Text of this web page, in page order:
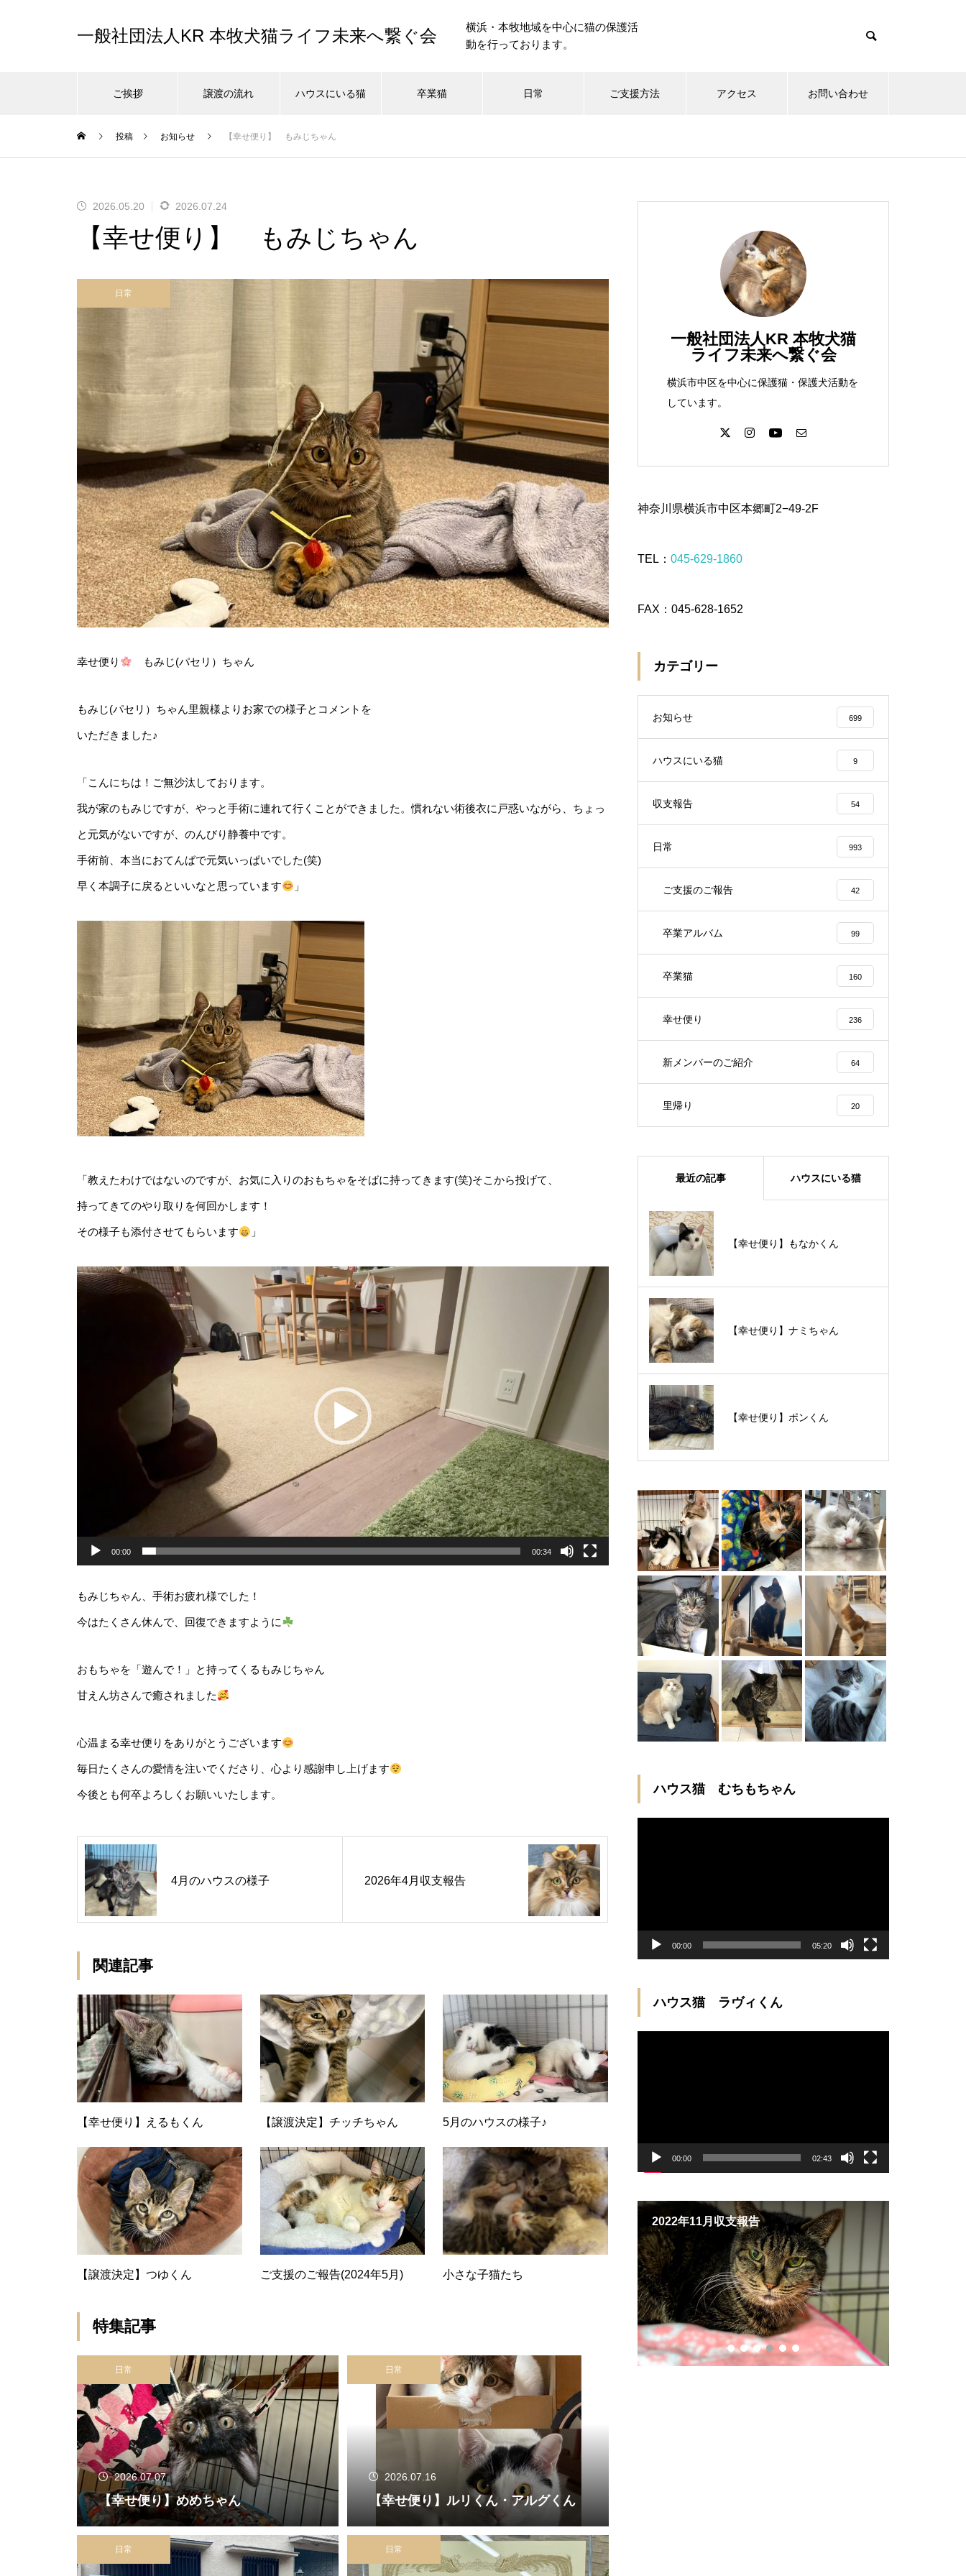
一般社団法人KR 本牧犬猫ライフ未来へ繋ぐ会
横浜・本牧地域を中心に猫の保護活
動を行っております。
ご挨拶 譲渡の流れ ハウスにいる猫 卒業猫 日常 ご支援方法 アクセス お問い合わせ
投稿 お知らせ 【幸せ便り】 もみじちゃん
2026.05.20 2026.07.24
【幸せ便り】 もみじちゃん
日常
幸せ便り もみじ(パセリ）ちゃん
もみじ(パセリ）ちゃん里親様よりお家での様子とコメントを
いただきました♪
「こんにちは！ご無沙汰しております。
我が家のもみじですが、やっと手術に連れて行くことができました。慣れない術後衣に戸惑いながら、ちょっ
と元気がないですが、のんびり静養中です。
手術前、本当におてんばで元気いっぱいでした(笑)
早く本調子に戻るといいなと思っています 」
「教えたわけではないのですが、お気に入りのおもちゃをそばに持ってきます(笑)そこから投げて、
持ってきてのやり取りを何回かします！
その様子も添付させてもらいます 」
動
画
プ
00:00 00:34
もみじちゃん、手術お疲れ様でした！
今はたくさん休んで、回復できますように
おもちゃを「遊んで！」と持ってくるもみじちゃん
甘えん坊さんで癒されました
心温まる幸せ便りをありがとうございます
毎日たくさんの愛情を注いでくださり、心より感謝申し上げます
今後とも何卒よろしくお願いいたします。
4月のハウスの様子 2026年4月収支報告
関連記事
【幸せ便り】えるもくん 【譲渡決定】チッチちゃん 5月のハウスの様子♪
【譲渡決定】つゆくん ご支援のご報告(2024年5月) 小さな子猫たち
特集記事
日常
2026.07.07
【幸せ便り】めめちゃん
日常
2026.07.16
【幸せ便り】ルリくん・アルグくん
日常 日常
一般社団法人KR 本牧犬猫
ライフ未来へ繋ぐ会
横浜市中区を中心に保護猫・保護犬活動を
しています。
神奈川県横浜市中区本郷町2−49-2F
TEL： 045-629-1860
FAX：045-628-1652
カテゴリー
お知らせ 699
ハウスにいる猫 9
収支報告 54
日常 993
ご支援のご報告 42
卒業アルバム 99
卒業猫 160
幸せ便り 236
新メンバーのご紹介 64
里帰り 20
最近の記事 ハウスにいる猫
【幸せ便り】もなかくん
【幸せ便り】ナミちゃん
【幸せ便り】ポンくん
【里親様募集中】メメちゃん
【里親様募集中】スンスンちゃん
【里親様募集中】タルトくん
ハウス猫 むちもちゃん
00:00 05:20
ハウス猫 ラヴィくん
00:00 02:43
【譲渡決定】 ローズヒップちゃん 【譲渡決定】みかちゃん 2022年11月収支報告